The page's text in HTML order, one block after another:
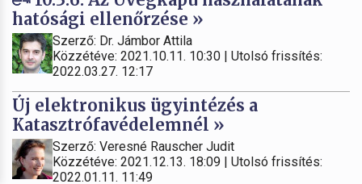
hatósági ellenőrzése »
Szerző: Dr. Jámbor Attila
Közzétéve: 2021.10.11. 10:30 | Utolsó frissítés:
2022.03.27. 12:17
Új elektronikus ügyintézés a
Katasztrófavédelemnél »
Szerző: Veresné Rauscher Judit
Közzétéve: 2021.12.13. 18:09 | Utolsó frissítés:
2022.01.11. 11:49